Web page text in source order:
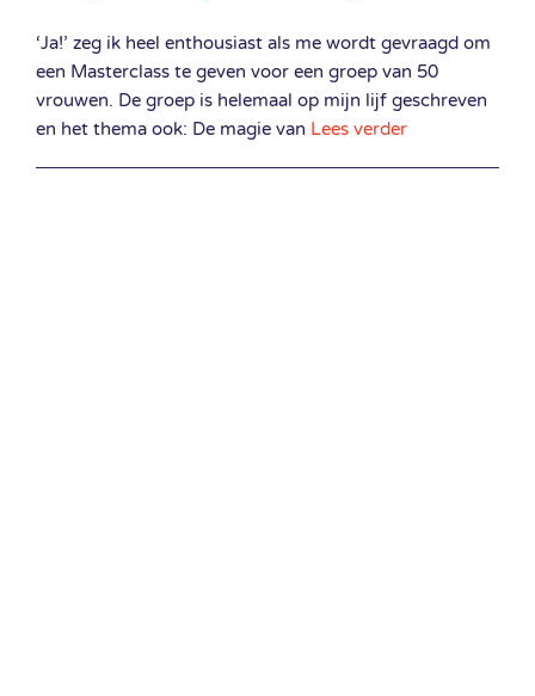
‘Ja!’ zeg ik heel enthousiast als me wordt gevraagd om
een Masterclass te geven voor een groep van 50
vrouwen. De groep is helemaal op mijn lijf geschreven
en het thema ook: De magie van Lees verder